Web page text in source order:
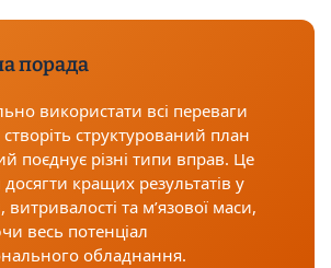
порада
використати всі переваги
створіть структурований план
поєднує різні типи вправ. Це
кращих результатів у
та м’язової маси,
весь потенціал
обладнання.